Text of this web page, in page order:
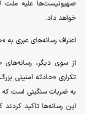
صهیونیست‌ها علیه ملت
خواهد داد.
اعتراف رسانه‌های عبری به
از سوی دیگر، رسانه‌های
تکراری «حادثه امنیتی
به ضربات سنگینی است که
این رسانه‌ها تاکید